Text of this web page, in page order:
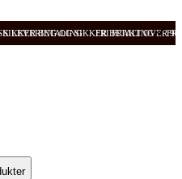
SIKKER BETALING FRI FRAKT OVER
LEVERING OG SIKKER BETALING